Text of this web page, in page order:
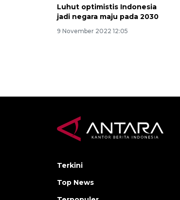
Luhut optimistis Indonesia
jadi negara maju pada 2030
9 November 2022 12:05
Terkini
Top News